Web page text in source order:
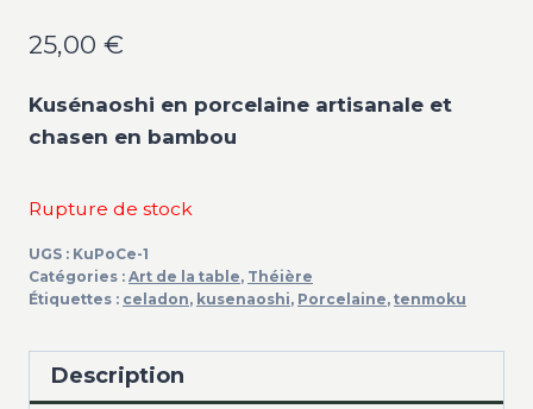
25,00 €
Kusénaoshi en porcelaine artisanale et
chasen en bambou
Rupture de stock
UGS : KuPoCe-1
Catégories : Art de la table, Théière
Étiquettes : celadon, kusenaoshi, Porcelaine, tenmoku
Description